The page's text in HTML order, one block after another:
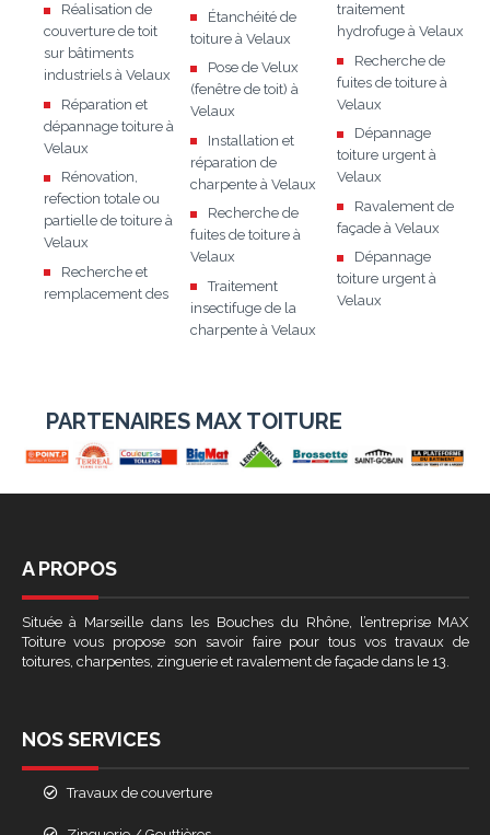
Réalisation de
couverture de toit
sur bâtiments
industriels à Velaux
Réparation et
dépannage toiture à
Velaux
Rénovation,
refection totale ou
partielle de toiture à
Velaux
Recherche et
remplacement des
Étanchéité de
toiture à Velaux
Pose de Velux
(fenêtre de toit) à
Velaux
Installation et
réparation de
charpente à Velaux
Recherche de
fuites de toiture à
Velaux
Traitement
insectifuge de la
charpente à Velaux
traitement
hydrofuge à Velaux
Recherche de
fuites de toiture à
Velaux
Dépannage
toiture urgent à
Velaux
Ravalement de
façade à Velaux
Dépannage
toiture urgent à
Velaux
PARTENAIRES MAX TOITURE
A PROPOS
Située à Marseille dans les Bouches du Rhône, l’entreprise MAX
Toiture vous propose son savoir faire pour tous vos travaux de
toitures, charpentes, zinguerie et ravalement de façade dans le 13.
NOS SERVICES
Travaux de couverture